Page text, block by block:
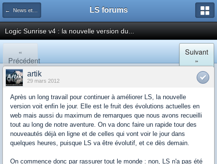
← News et actualités postées sur LS LS forums
Logic Sunrise v4 : la nouvelle version du...
«
Précédent
Suivant
»
artik
29 mars 2012
Après un long travail pour continuer à améliorer LS, la nouvelle
version voit enfin le jour. Elle est le fruit des évolutions actuelles en
web mais aussi du maximum de remarques que nous avons recueilli
tout au long de notre aventure. On va donc faire un rapide tour des
nouveautés déjà en ligne et de celles qui vont voir le jour dans
quelques heures, puisque LS va être évolutif, et ce dès demain.
On commence donc par rassurer tout le monde : non, LS n'a pas été